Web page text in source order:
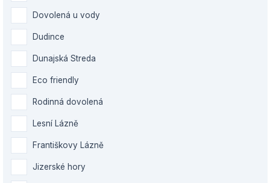
Dovolená u vody
Dudince
Dunajská Streda
Eco friendly
Rodinná dovolená
Lesní Lázně
Františkovy Lázně
Jizerské hory